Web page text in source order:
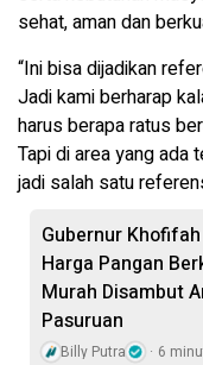
sehat, aman dan
“Ini bisa dijadikan
Jadi kami berharap
harus berapa ratus
Tapi di area yang ada
jadi salah satu
Gubernur
Harga Pangan
Murah Disambut
Pasuruan
Billy Putra 6